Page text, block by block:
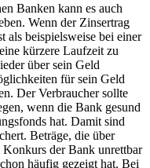
Banken kann es auch
Wenn der Zinsertrag
als beispielsweise bei einer
kürzere Laufzeit zu
über sein Geld
für sein Geld
Der Verbraucher sollte
wenn die Bank gesund
hat. Damit sind
Beträge, die über
Konkurs der Bank unrettbar
häufig gezeigt hat. Bei